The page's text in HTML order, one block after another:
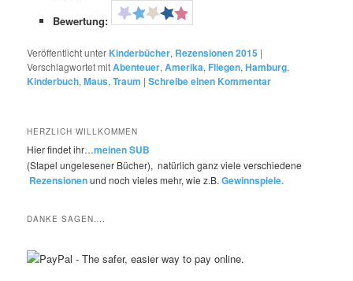
Bewertung:
Veröffentlicht unter Kinderbücher, Rezensionen 2015 |
Verschlagwortet mitAbenteuer,Amerika, Fliegen,Hamburg,
Kinderbuch,Maus,Traum |Schreibe einen Kommentar
HERZLICH WILLKOMMEN
Hier findet ihr…meinen SUB
(Stapel ungelesener Bücher), natürlich ganz viele verschiedene
Rezensionenund noch vieles mehr, wie z.B.Gewinnspiele.
DANKE SAGEN….